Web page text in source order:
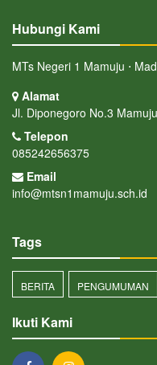
Hubungi Kami
MTs Negeri 1 Mamuju ⋅
Alamat
Jl. Diponegoro No.3 Mamuju
Telepon
085242656375
Email
info@mtsn1mamuju.sch.id
Tags
BERITA PENGUMUMAN
Ikuti Kami